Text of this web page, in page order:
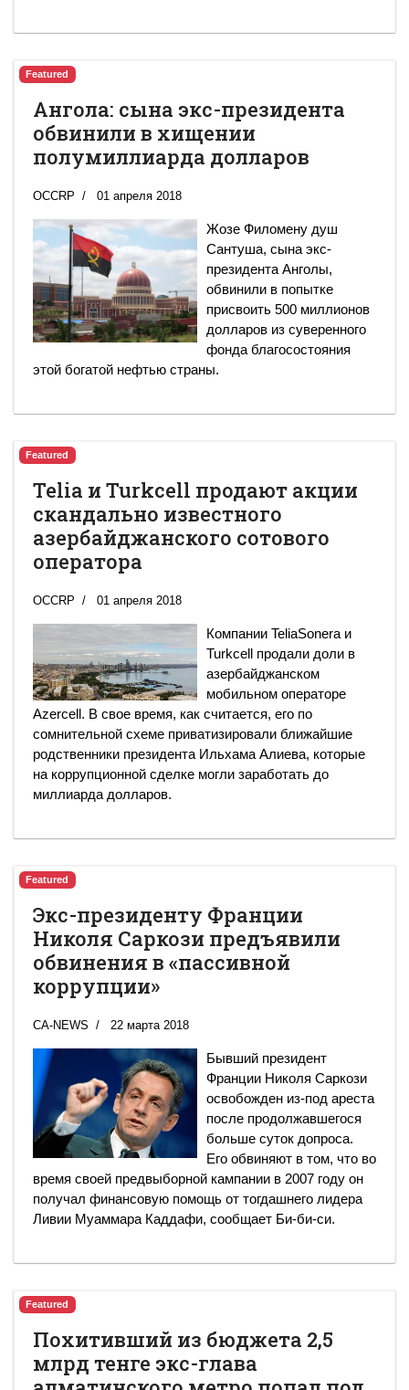
Featured
Ангола: сына экс-президента
обвинили в хищении
полумиллиарда долларов
OCCRP 01 апреля 2018
Жозе Филомену душ
Сантуша, сына экс-
президента Анголы,
обвинили в попытке
присвоить 500 миллионов
долларов из суверенного
фонда благосостояния
этой богатой нефтью страны.
Featured
Telia и Turkcell продают акции
скандально известного
азербайджанского сотового
оператора
OCCRP 01 апреля 2018
Компании TeliaSonera и
Turkcell продали доли в
азербайджанском
мобильном операторе
Azercell. В свое время, как считается, его по
сомнительной схеме приватизировали ближайшие
родственники президента Ильхама Алиева, которые
на коррупционной сделке могли заработать до
миллиарда долларов.
Featured
Экс-президенту Франции
Николя Саркози предъявили
обвинения в «пассивной
коррупции»
CA-NEWS 22 марта 2018
Бывший президент
Франции Николя Саркози
освобожден из-под ареста
после продолжавшегося
больше суток допроса.
Его обвиняют в том, что во
время своей предвыборной кампании в 2007 году он
получал финансовую помощь от тогдашнего лидера
Ливии Муаммара Каддафи, сообщает Би-би-си.
Featured
Похитивший из бюджета 2,5
млрд тенге экс-глава